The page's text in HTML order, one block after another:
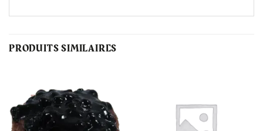
PRODUITS SIMILAIRES